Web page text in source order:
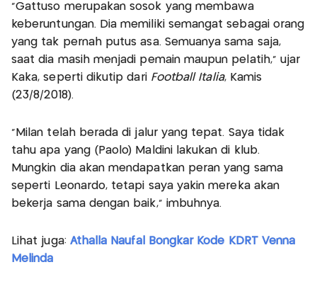
“Gattuso merupakan sosok yang membawa
keberuntungan. Dia memiliki semangat sebagai orang
yang tak pernah putus asa. Semuanya sama saja,
saat dia masih menjadi pemain maupun pelatih,” ujar
Kaka, seperti dikutip dariFootball Italia, Kamis
(23/8/2018).
“Milan telah berada di jalur yang tepat. Saya tidak
tahu apa yang (Paolo) Maldini lakukan di klub.
Mungkin dia akan mendapatkan peran yang sama
seperti Leonardo, tetapi saya yakin mereka akan
bekerja sama dengan baik,” imbuhnya.
Lihat juga: Athalla Naufal Bongkar Kode KDRT Venna
Melinda